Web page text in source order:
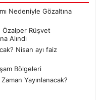
Nedeniyle Gözaltına
Özalper Rüşvet
Alındı
Nisan ayı faiz
Bölgeleri
Yayınlanacak?